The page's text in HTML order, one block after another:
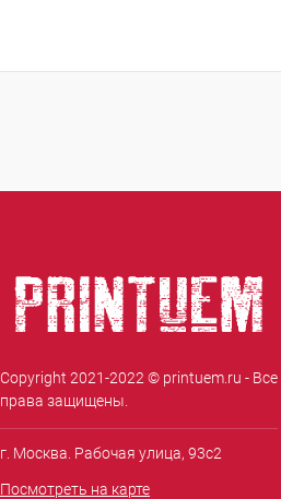
Copyright 2021-2022 © printuem.ru - Все
права защищены.
г. Москва. Рабочая улица, 93с2
Посмотреть на карте